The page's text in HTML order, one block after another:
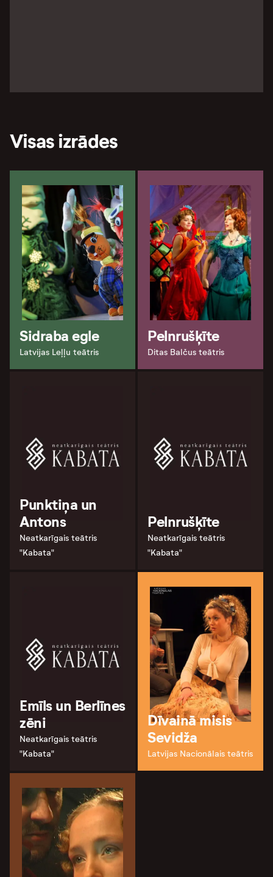
Visas izrādes
Sidraba egle
Latvijas Leļļu teātris
Pelnrušķīte
Ditas Balčus teātris
Punktiņa un
Antons
Neatkarīgais teātris
"Kabata"
Pelnrušķīte
Neatkarīgais teātris
"Kabata"
Emīls un Berlīnes
zēni
Neatkarīgais teātris
"Kabata"
Dīvainā misis
Sevidža
Latvijas Nacionālais teātris